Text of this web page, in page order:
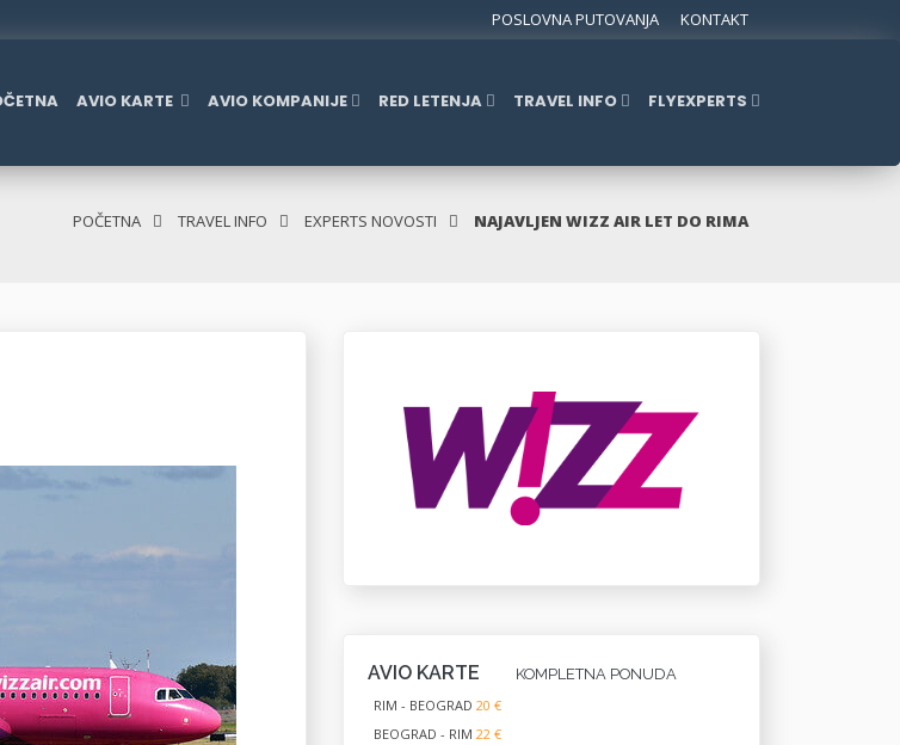
POSLOVNA PUTOVANJA KONTAKT
AVIO KARTE AVIO KOMPANIJE RED LETENJA TRAVEL INFO FLYEXPERTS
POČETNA TRAVEL INFO EXPERTS NOVOSTI NAJAVLJEN WIZZ AIR LET DO RIMA
AVIO KARTE
KOMPLETNA PONUDA
RIM - BEOGRAD 20 €
BEOGRAD - RIM 22 €